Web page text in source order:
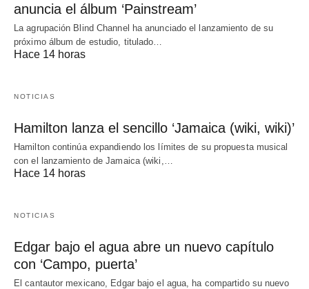
anuncia el álbum ‘Painstream’
La agrupación Blind Channel ha anunciado el lanzamiento de su
próximo álbum de estudio, titulado…
Hace 14 horas
NOTICIAS
Hamilton lanza el sencillo ‘Jamaica (wiki, wiki)’
Hamilton continúa expandiendo los límites de su propuesta musical
con el lanzamiento de Jamaica (wiki,…
Hace 14 horas
NOTICIAS
Edgar bajo el agua abre un nuevo capítulo
con ‘Campo, puerta’
El cantautor mexicano, Edgar bajo el agua, ha compartido su nuevo